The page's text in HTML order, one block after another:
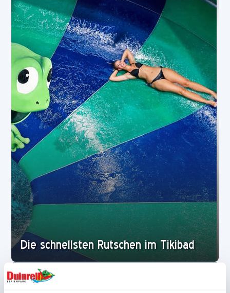
Die schnellsten Rutschen im Tikibad
Allgemein